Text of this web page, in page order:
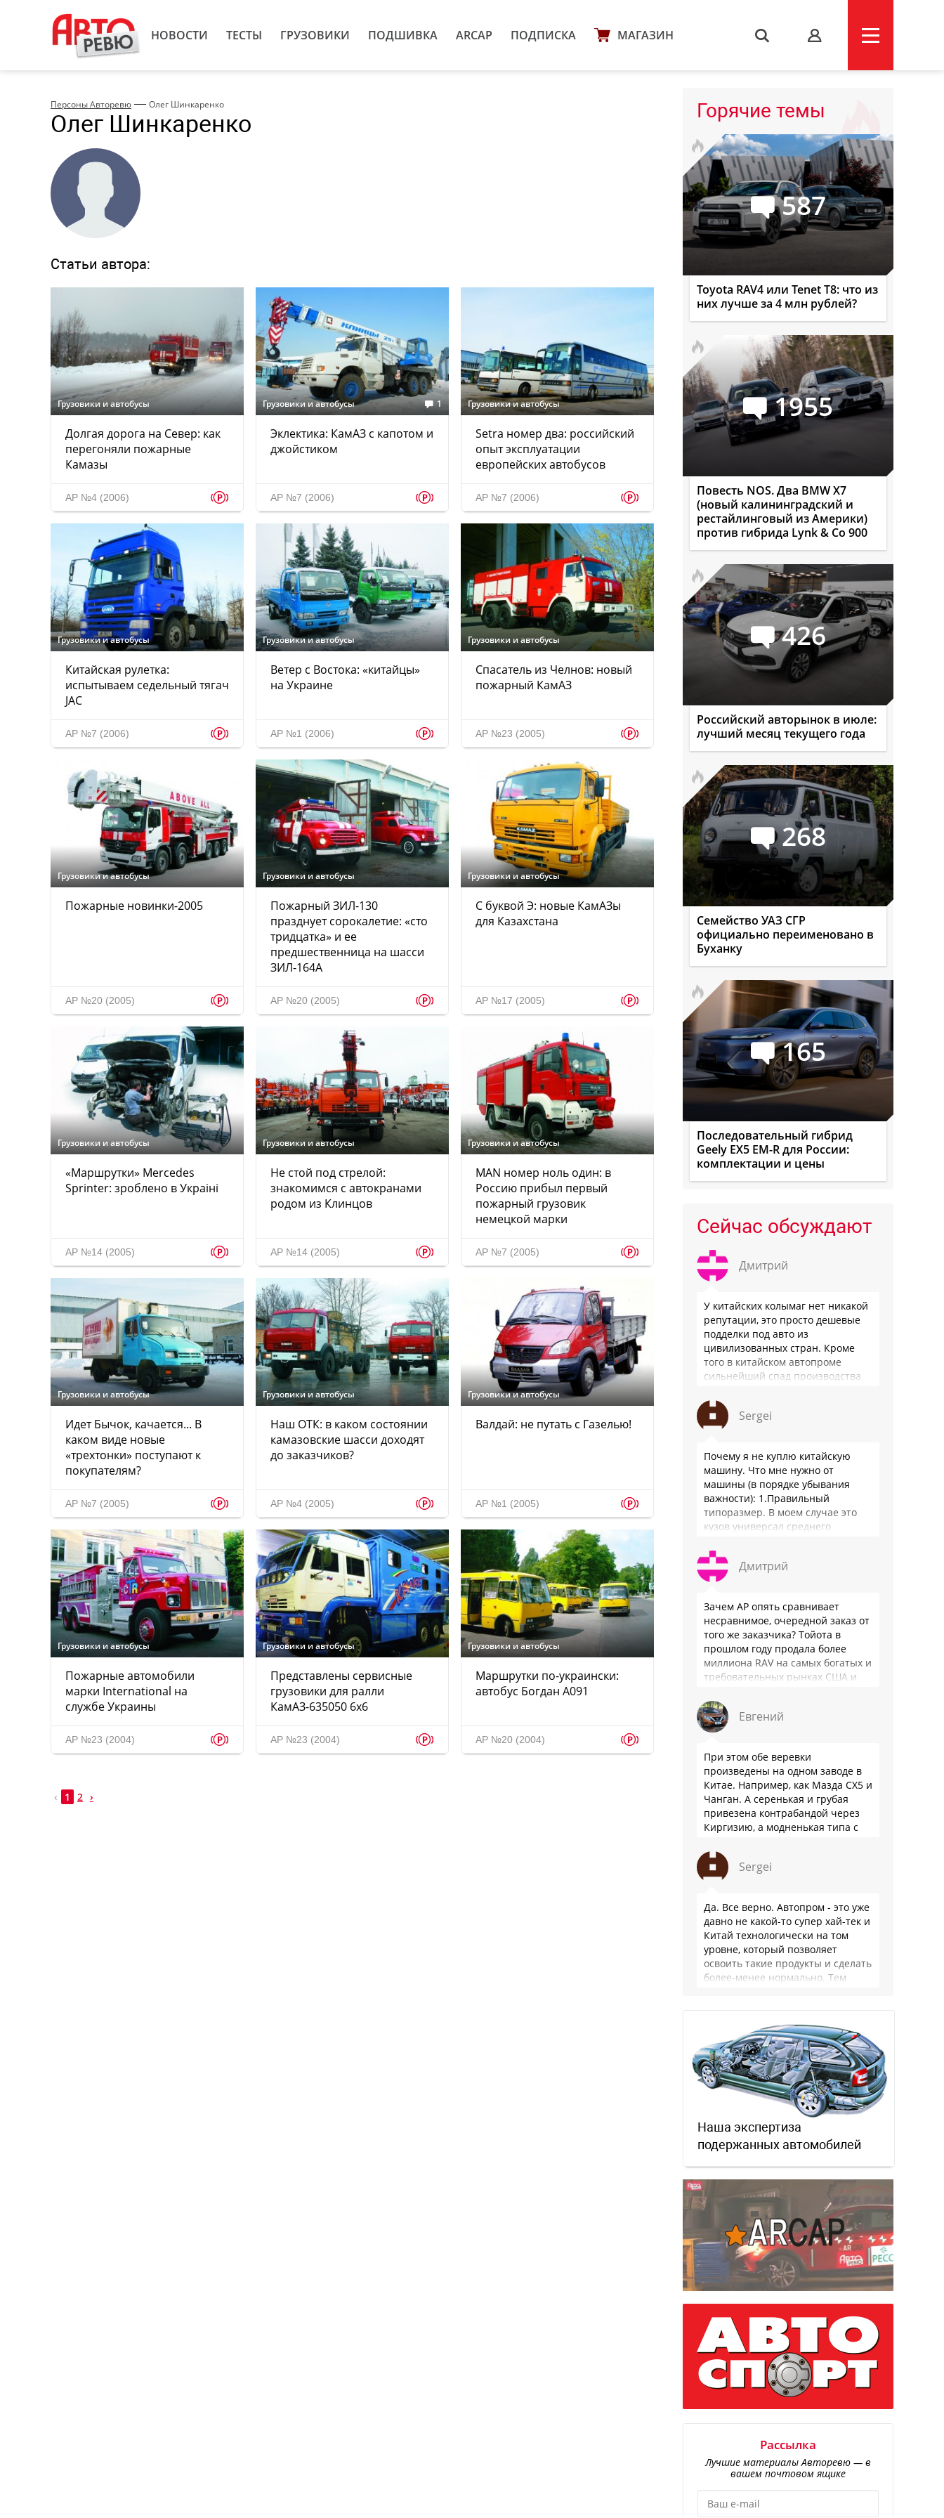
НОВОСТИ ТЕСТЫ ГРУЗОВИКИ ПОДШИВКА ARCAP ПОДПИСКА МАГАЗИН s
Персоны Авторевю — Олег Шинкаренко
Олег Шинкаренко
Статьи автора:
Грузовики и автобусы
Долгая дорога на Север: как
перегоняли пожарные
Камазы
АР №4 (2006) p
Грузовики и автобусы 1
Эклектика: КамАЗ с капотом и
джойстиком
АР №7 (2006) p
Грузовики и автобусы
Setra номер два: российский
опыт эксплуатации
европейских автобусов
АР №7 (2006) p
Грузовики и автобусы
Китайская рулетка:
испытываем седельный тягач
JAC
АР №7 (2006) p
Грузовики и автобусы
Ветер с Востока: «китайцы»
на Украине
АР №1 (2006) p
Грузовики и автобусы
Спасатель из Челнов: новый
пожарный КамАЗ
АР №23 (2005) p
Грузовики и автобусы
Пожарные новинки-2005
АР №20 (2005) p
Грузовики и автобусы
Пожарный ЗИЛ-130
празднует сорокалетие: «сто
тридцатка» и ее
предшественница на шасси
ЗИЛ-164А
АР №20 (2005) p
Грузовики и автобусы
С буквой Э: новые КамАЗы
для Казахстана
АР №17 (2005) p
Грузовики и автобусы
«Маршрутки» Mercedes
Sprinter: зроблено в Украiнi
АР №14 (2005) p
Грузовики и автобусы
Не стой под стрелой:
знакомимся с автокранами
родом из Клинцов
АР №14 (2005) p
Грузовики и автобусы
MAN номер ноль один: в
Россию прибыл первый
пожарный грузовик
немецкой марки
АР №7 (2005) p
Грузовики и автобусы
Идет Бычок, качается... В
каком виде новые
«трехтонки» поступают к
покупателям?
АР №7 (2005) p
Грузовики и автобусы
Наш ОТК: в каком состоянии
камазовские шасси доходят
до заказчиков?
АР №4 (2005) p
Грузовики и автобусы
Валдай: не путать с Газелью!
АР №1 (2005) p
Грузовики и автобусы
Пожарные автомобили
марки International на
службе Украины
АР №23 (2004) p
Грузовики и автобусы
Представлены сервисные
грузовики для ралли
КамАЗ-635050 6x6
АР №23 (2004) p
Грузовики и автобусы
Маршрутки по-украински:
автобус Богдан А091
АР №20 (2004) p
‹ 1 2 ›
Горячие темы
587
Toyota RAV4 или Tenet T8: что из
них лучше за 4 млн рублей?
1955
Повесть NOS. Два BMW X7
(новый калининградский и
рестайлинговый из Америки)
против гибрида Lynk & Co 900
426
Российский авторынок в июле:
лучший месяц текущего года
268
Семейство УАЗ СГР
официально переименовано в
Буханку
165
Последовательный гибрид
Geely EX5 EM-R для России:
комплектации и цены
Сейчас обсуждают
Дмитрий
У китайских колымаг нет никакой
репутации, это просто дешевые
подделки под авто из
цивилизованных стран. Кроме
того в китайском автопроме
сильнейший спад производства
почти все китайские
производители работают …
Sergei
Почему я не куплю китайскую
машину. Что мне нужно от
машины (в порядке убывания
важности): 1.Правильный
типоразмер. В моем случае это
кузов универсал среднего
быть уверенным, что она меня
везде довезет и …
Дмитрий
Зачем АР опять сравнивает
несравнимое, очередной заказ от
того же заказчика? Тойота в
прошлом году продала более
миллиона RAV на самых богатых и
требовательных рынках США и
подтвердив статус …
Евгений
При этом обе веревки
произведены на одном заводе в
Китае. Например, как Мазда СХ5 и
Чанган. А серенькая и грубая
привезена контрабандой через
Киргизию, а модненькая типа с
Sergei
Да. Все верно. Автопром - это уже
давно не какой-то супер хай-тек и
Китай технологически на том
уровне, который позволяет
освоить такие продукты и сделать
более-менее нормально. Тем
Наша экспертиза
подержанных автомобилей
Рассылка
Лучшие материалы Авторевю — в
вашем почтовом ящике